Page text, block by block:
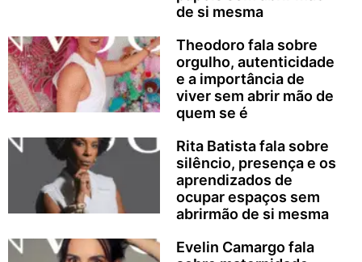
de si mesma
Theodoro fala sobre
orgulho, autenticidade
e a importância de
viver sem abrir mão de
quem se é
Rita Batista fala sobre
silêncio, presença e os
aprendizados de
ocupar espaços sem
abrirmão de si mesma
Evelin Camargo fala